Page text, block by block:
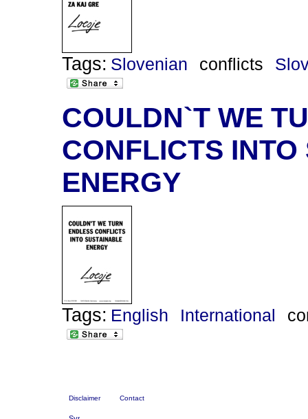
Tags: Slovenian conflicts
COULDN`T WE
CONFLICTS
ENERGY
Tags: English International
Disclaimer Contact